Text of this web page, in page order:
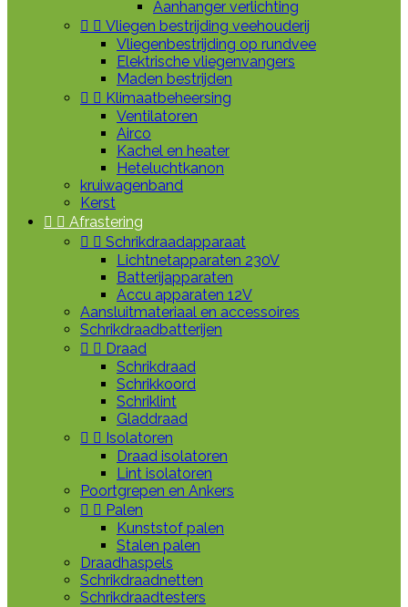
Aanhanger verlichting
  Vliegen bestrijding veehouderij
Vliegenbestrijding op rundvee
Elektrische vliegenvangers
Maden bestrijden
  Klimaatbeheersing
Ventilatoren
Airco
Kachel en heater
Heteluchtkanon
kruiwagenband
Kerst
  Afrastering
  Schrikdraadapparaat
Lichtnetapparaten 230V
Batterijapparaten
Accu apparaten 12V
Aansluitmateriaal en accessoires
Schrikdraadbatterijen
  Draad
Schrikdraad
Schrikkoord
Schriklint
Gladdraad
  Isolatoren
Draad isolatoren
Lint isolatoren
Poortgrepen en Ankers
  Palen
Kunststof palen
Stalen palen
Draadhaspels
Schrikdraadnetten
Schrikdraadtesters